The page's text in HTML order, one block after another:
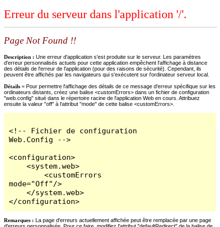
Erreur du serveur dans l'application '/'.
Page Not Found !!
Description : Une erreur d'application s'est produite sur le serveur. Les paramètres
d'erreur personnalisés actuels pour cette application empêchent l'affichage à distance
des détails de l'erreur de l'application (pour des raisons de sécurité). Cependant, ils
peuvent être affichés par les navigateurs qui s'exécutent sur l'ordinateur serveur local.
Détails = Pour permettre l'affichage des détails de ce message d'erreur spécifique sur les
ordinateurs distants, créez une balise <customErrors> dans un fichier de configuration
"web.config" situé dans le répertoire racine de l'application Web en cours. Attribuez
ensuite la valeur "off" à l'attribut "mode" de cette balise <customErrors>.
<!-- Fichier de configuration
Web.Config -->
<configuration>
    <system.web>
        <customErrors
mode="Off"/>
    </system.web>
</configuration>
Remarques : La page d'erreurs actuellement affichée peut être remplacée par une page